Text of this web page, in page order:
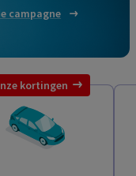
campagne
kortingen